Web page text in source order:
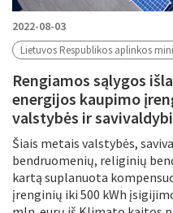
2022-08-03
Lietuvos Respublikos aplinkos
Rengiamos sąlygos
energijos kaupimo
valstybės ir
Šiais metais valstybės,
bendruomenių, religinių
kartą suplanuota
įrenginių iki 500 kWh